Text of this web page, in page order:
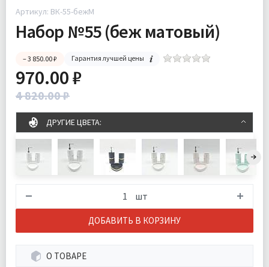
Артикул: ВК-55-бежМ
Набор №55 (беж матовый)
– 3 850.00 ₽ Гарантия лучшей цены
970.00 ₽
4 820.00 ₽
ДРУГИЕ ЦВЕТА:
шт
ДОБАВИТЬ В КОРЗИНУ
О ТОВАРЕ